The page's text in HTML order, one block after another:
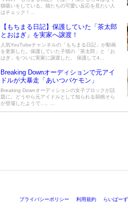
猫吸いをしている。猫たちの可愛い反応を見たい人
はチェック！...
【もちまる日記】保護していた「茶太郎
とおはぎ」を実家へ譲渡！
人気YouTubeチャンネルの「もちまる日記」が動画
を更新した。保護していた子猫の「茶太郎」と「お
はぎ」をついに実家に譲渡した。 保護して4...
Breaking Downオーディションで元アイ
ドルが大暴走「あいつバケモン」
Breaking Downオーディションの女子ブロックが話
題に。どうやら元アイドルとして知られる胡桃そら
が登場したようで…。...
プライバシーポリシー 利用規約 らいばー